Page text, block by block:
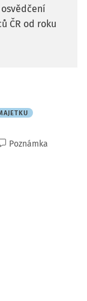
ČR od roku
Poznámka